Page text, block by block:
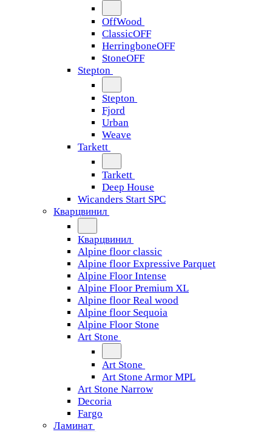
OffWood
ClassicOFF
HerringboneOFF
StoneOFF
Stepton
Stepton
Fjord
Urban
Weave
Tarkett
Tarkett
Deep House
Wicanders Start SPC
Кварцвинил
Кварцвинил
Alpine floor classic
Alpine floor Expressive Parquet
Alpine Floor Intense
Alpine Floor Premium XL
Alpine floor Real wood
Alpine floor Sequoia
Alpine Floor Stone
Art Stone
Art Stone
Art Stone Armor MPL
Art Stone Narrow
Decoria
Fargo
Ламинат